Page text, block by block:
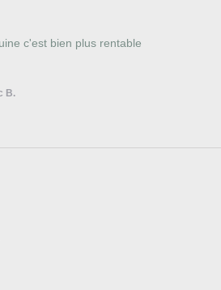
c'est bien plus rentable
B.